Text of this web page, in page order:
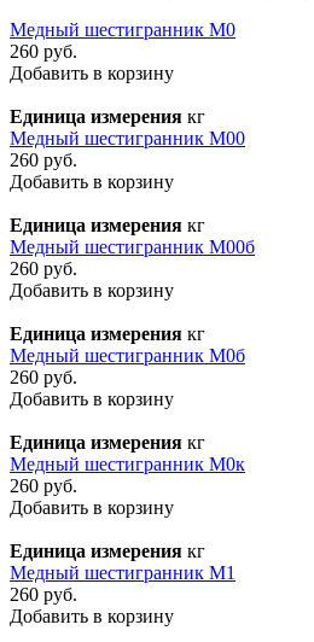
Медный шестигранник М0
260 руб.
Добавить в корзину
Единица измерения кг
Медный шестигранник М00
260 руб.
Добавить в корзину
Единица измерения кг
Медный шестигранник М00б
260 руб.
Добавить в корзину
Единица измерения кг
Медный шестигранник М0б
260 руб.
Добавить в корзину
Единица измерения кг
Медный шестигранник М0к
260 руб.
Добавить в корзину
Единица измерения кг
Медный шестигранник М1
260 руб.
Добавить в корзину